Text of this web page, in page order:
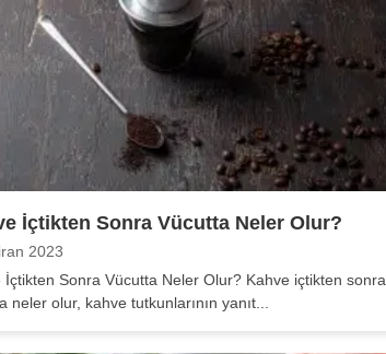
İçtikten Sonra Vücutta Neler Olur?
2023
İçtikten Sonra Vücutta Neler Olur? Kahve içtikten sonra
neler olur, kahve tutkunlarının yanıt...